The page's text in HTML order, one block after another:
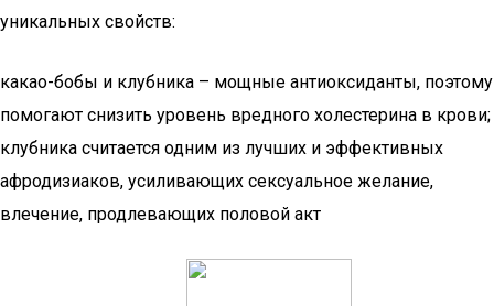
уникальных свойств:
какао-бобы и клубника – мощные антиоксиданты, поэтому
помогают снизить уровень вредного холестерина в крови;
клубника считается одним из лучших и эффективных
афродизиаков, усиливающих сексуальное желание,
влечение, продлевающих половой акт